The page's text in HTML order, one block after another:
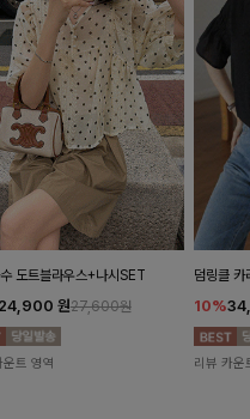
도트블라우스+나시SET
24,900 원27,600원
운트 영역
덤링클 카
10%
리뷰 카운